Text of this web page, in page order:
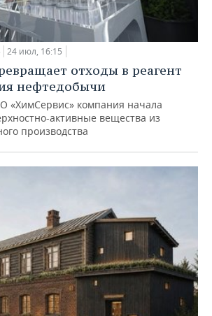
24 июл, 16:15
отходы в реагент
нефтедобычи
«ХимСервис» компания начала
активные вещества из
производства